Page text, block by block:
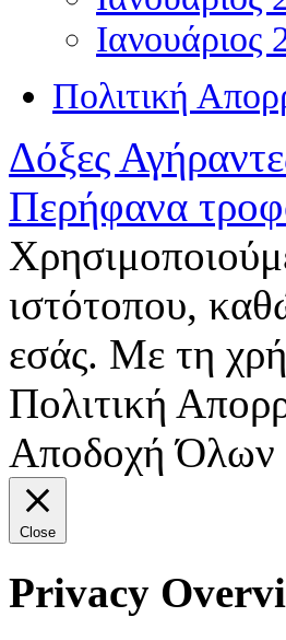
Ιανουάριος
Πολιτική
Δόξες
Περήφανα
ιστότοπου,
εσάς. Με τη
Πολιτική
Αποδοχή Όλων
Close
Privacy